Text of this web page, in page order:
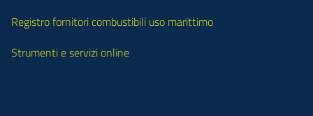
Registro fornitori combustibili uso marittimo
Strumenti e servizi online